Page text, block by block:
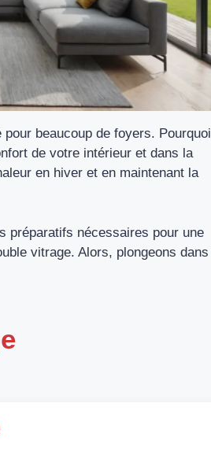
beaucoup de foyers. Pourquoi
de votre intérieur et dans la
en hiver et en maintenant la
préparatifs nécessaires pour une
vitrage. Alors, plongeons dans